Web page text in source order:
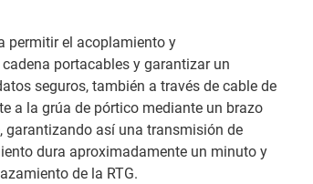
permitir el acoplamiento y
portacables y garantizar un
seguros, también a través de cable de
a la grúa de pórtico mediante un brazo
garantizando así una transmisión de
dura aproximadamente un minuto y
de la RTG.